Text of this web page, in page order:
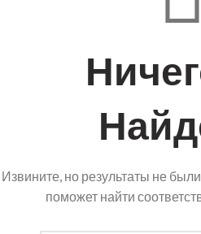
Извините, но результаты не
поможет найти